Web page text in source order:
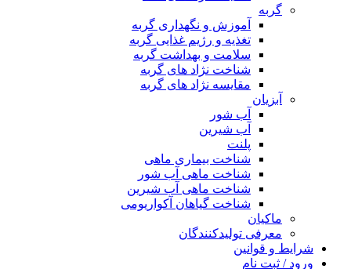
گربه
آموزش و نگهداری گربه
تغذیه و رژیم غذایی گربه
سلامت و بهداشت گربه
شناخت نژاد های گربه
مقایسه نژاد های گربه
آبزیان
آب شور
آب شیرین
پلنت
شناخت بیماری ماهی
شناخت ماهی آب شور
شناخت ماهی آب شیرین
شناخت گیاهان آکواریومی
ماکیان
معرفی تولیدکنندگان
شرایط و قوانین
ورود / ثبت نام